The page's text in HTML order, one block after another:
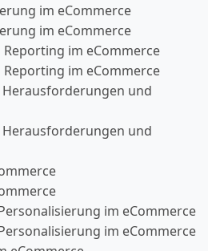
im eCommerce
im eCommerce
im eCommerce
im eCommerce
und
und
im eCommerce
im eCommerce